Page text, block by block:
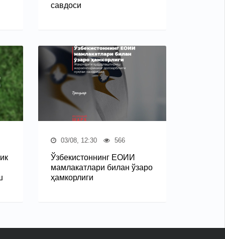
савдоси
03/08, 12:30 566
Ўзбекистоннинг ЕОИИ
мамлакатлари билан ўзаро
ҳамкорлиги